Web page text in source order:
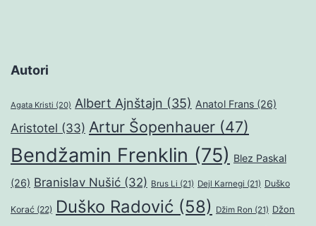
Autori
Agata Kristi (20) Albert Ajnštajn (35) Anatol Frans (26)
Aristotel (33) Artur Šopenhauer (47)
Bendžamin Frenklin (75) Blez Paskal
(26) Branislav Nušić (32) Brus Li (21) Dejl Karnegi (21) Duško
Korać (22) Duško Radović (58) Džim Ron (21) Džon